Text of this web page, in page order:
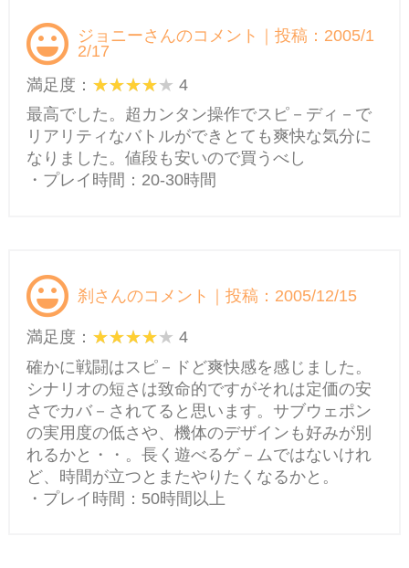
ジョニーさんのコメント｜投稿：2005/1
2/17
満足度：
4
最高でした。超カンタン操作でスピ－ディ－で
リアリティなバトルができとても爽快な気分に
なりました。値段も安いので買うべし
・プレイ時間：20-30時間
刹さんのコメント｜投稿：2005/12/15
満足度：
4
確かに戦闘はスピ－ドど爽快感を感じました。
シナリオの短さは致命的ですがそれは定価の安
さでカバ－されてると思います。サブウェポン
の実用度の低さや、機体のデザインも好みが別
れるかと・・。長く遊べるゲ－ムではないけれ
ど、時間が立つとまたやりたくなるかと。
・プレイ時間：50時間以上